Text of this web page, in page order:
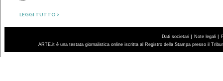
LEGGI TUTTO >
Dati societari Note legali
ARTE.it è una testata giornalistica online iscritta al Registro della Stampa presso il